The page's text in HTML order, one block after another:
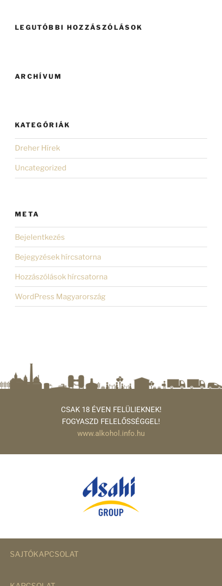
LEGUTÓBBI HOZZÁSZÓLÁSOK
ARCHÍVUM
KATEGÓRIÁK
Dreher Hírek
Uncategorized
META
Bejelentkezés
Bejegyzések hírcsatorna
Hozzászólások hírcsatorna
WordPress Magyarország
CSAK 18 ÉVEN FELÜLIEKNEK!
FOGYASZD FELELŐSSÉGGEL!
www.alkohol.info.hu
SAJTÓKAPCSOLAT